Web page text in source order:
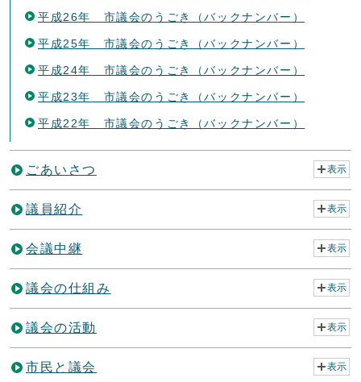
平成26年 市議会のうごき（バックナンバー）
平成25年 市議会のうごき（バックナンバー）
平成24年 市議会のうごき（バックナンバー）
平成23年 市議会のうごき（バックナンバー）
平成22年 市議会のうごき（バックナンバー）
ごあいさつ 表示
議員紹介 表示
会議中継 表示
議会の仕組み 表示
議会の活動 表示
市民と議会 表示